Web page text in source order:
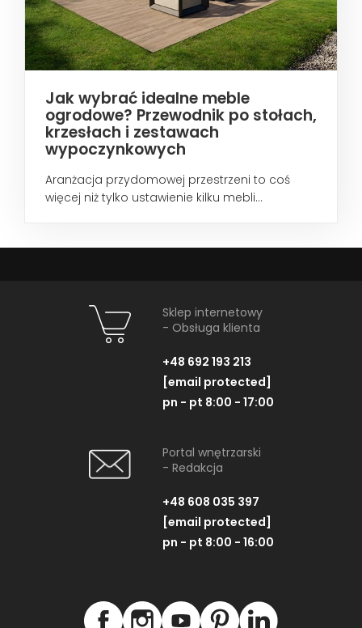
Jak wybrać idealne meble
ogrodowe? Przewodnik po stołach,
krzesłach i zestawach
wypoczynkowych
Aranżacja przydomowej przestrzeni to coś
więcej niż tylko ustawienie kilku mebli...
Sklep internetowy
- Obsługa klienta
+48 692 193 213
[email protected]
pn - pt 8:00 - 17:00
Portal wnętrzarski
- Redakcja
+48 608 035 397
[email protected]
pn - pt 8:00 - 16:00